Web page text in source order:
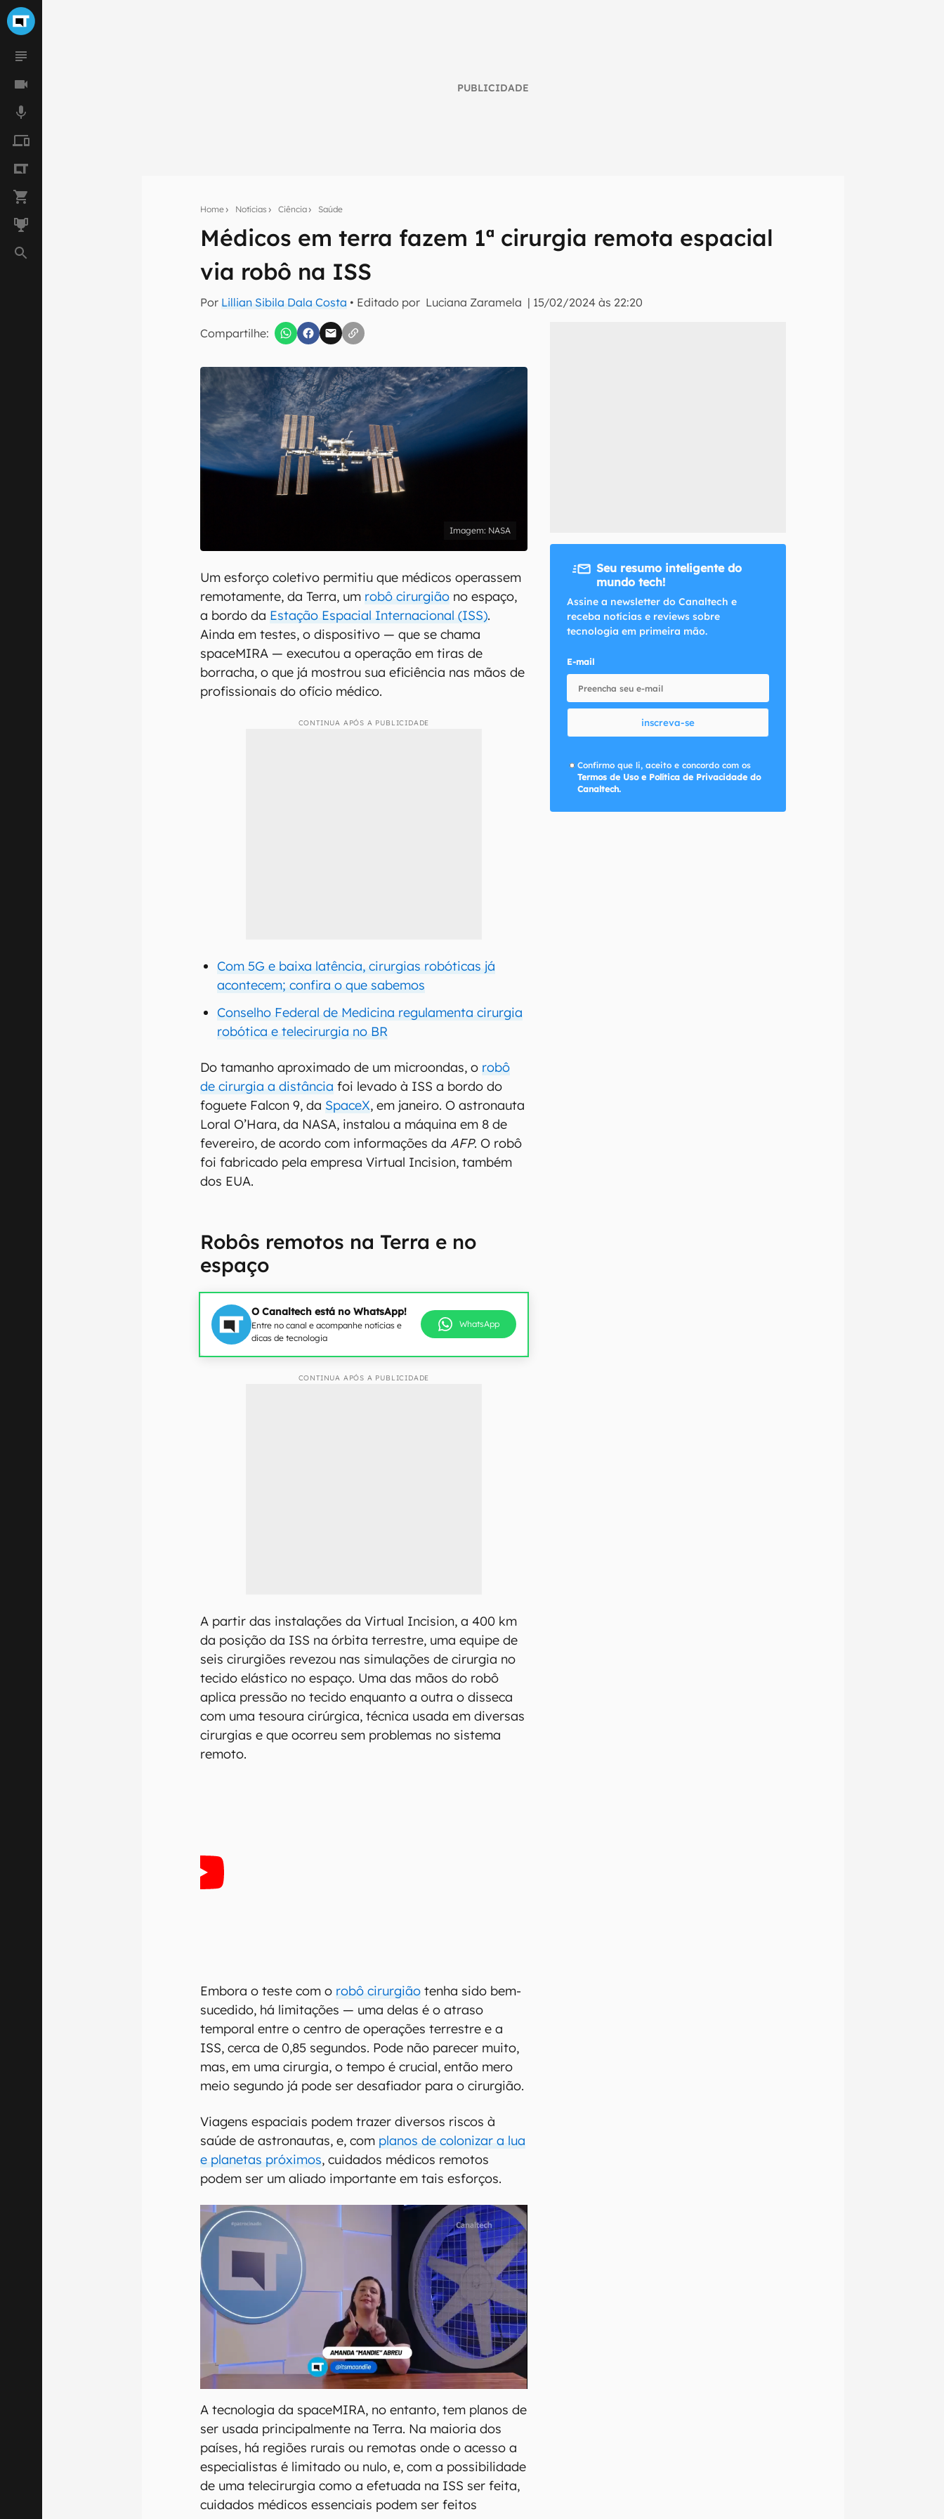
PUBLICIDADE
Home Notícias Ciência Saúde
Médicos em terra fazem 1ª cirurgia remota espacial
via robô na ISS
Por Lillian Sibila Dala Costa • Editado por Luciana Zaramela | 15/02/2024 às 22:20
Compartilhe:
Seu resumo inteligente do mundo tech!
mão.
E-mail
Confirmo que li, aceito e concordo com os Termos de Uso e Política de Privacidade do Canaltech.
NASA
Um esforço coletivo permitiu que médicos operassem
remotamente, da Terra, um robô cirurgião no espaço,
a bordo da Estação Espacial Internacional (ISS).
Ainda em testes, o dispositivo — que se chama
spaceMIRA — executou a operação em tiras de
borracha, o que já mostrou sua eficiência nas mãos de
profissionais do ofício médico.
CONTINUA APÓS A PUBLICIDADE
Com 5G e baixa latência, cirurgias robóticas já
acontecem; confira o que sabemos
Conselho Federal de Medicina regulamenta cirurgia
robótica e telecirurgia no BR
Do tamanho aproximado de um microondas, o robô
de cirurgia a distância foi levado à ISS a bordo do
foguete Falcon 9, da SpaceX, em janeiro. O astronauta
Loral O’Hara, da NASA, instalou a máquina em 8 de
fevereiro, de acordo com informações daAFP. O robô
foi fabricado pela empresa Virtual Incision, também
dos EUA.
Robôs remotos na Terra e no
espaço
O Canaltech está no WhatsApp!
Entre no canal e acompanhe notícias e
dicas de tecnologia
WhatsApp
CONTINUA APÓS A PUBLICIDADE
A partir das instalações da Virtual Incision, a 400 km
da posição da ISS na órbita terrestre, uma equipe de
seis cirurgiões revezou nas simulações de cirurgia no
tecido elástico no espaço. Uma das mãos do robô
aplica pressão no tecido enquanto a outra o disseca
com uma tesoura cirúrgica, técnica usada em diversas
cirurgias e que ocorreu sem problemas no sistema
remoto.
Embora o teste com o robô cirurgião tenha sido bem-
sucedido, há limitações — uma delas é o atraso
temporal entre o centro de operações terrestre e a
ISS, cerca de 0,85 segundos. Pode não parecer muito,
mas, em uma cirurgia, o tempo é crucial, então mero
meio segundo já pode ser desafiador para o cirurgião.
Viagens espaciais podem trazer diversos riscos à
saúde de astronautas, e, com planos de colonizar a lua
e planetas próximos, cuidados médicos remotos
podem ser um aliado importante em tais esforços.
A tecnologia da spaceMIRA, no entanto, tem planos de
ser usada principalmente na Terra. Na maioria dos
países, há regiões rurais ou remotas onde o acesso a
especialistas é limitado ou nulo, e, com a possibilidade
de uma telecirurgia como a efetuada na ISS ser feita,
cuidados médicos essenciais podem ser feitos
Seu resumo inteligente do
mundo tech!
Assine a newsletter do Canaltech e
receba notícias e reviews sobre
tecnologia em primeira mão.
E-mail
inscreva-se
Confirmo que li, aceito e concordo com os
Termos de Uso e Política de Privacidade do
Canaltech.